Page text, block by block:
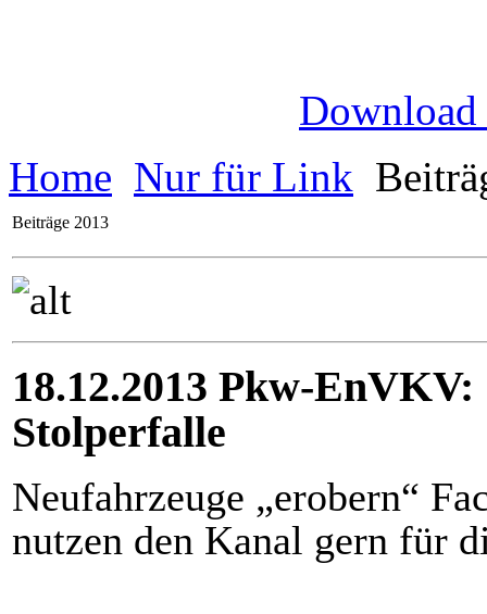
Download
Home Nur für Link
Beiträge 2013
18.12.2013 Pkw-
Stolperfalle
Neufahrzeuge „erobern“
nutzen den Kanal gern für